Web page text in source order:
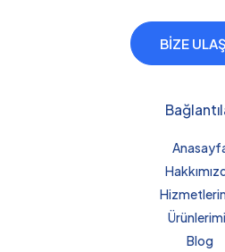
BİZE
Blog